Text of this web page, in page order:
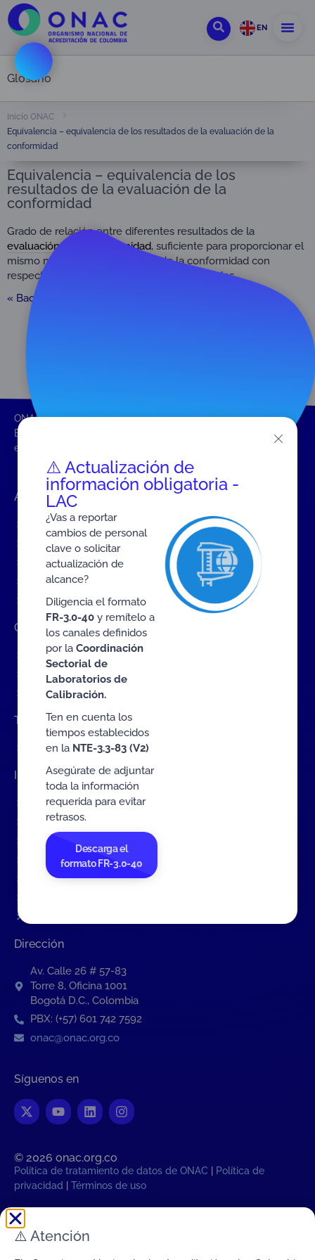
EN
Glosario
Inicio ONAC
Equivalencia – equivalencia de los resultados de la evaluación de la
conformidad
Equivalencia – equivalencia de los
resultados de la evaluación de la
conformidad
Grado de relación entre diferentes resultados de la
evaluación de la conformidad, suficiente para proporcionar el
mismo nivel de aseguramiento de la conformidad con
respecto a los mismos requisitos especificados.
« Back to Glossary Index
ONAC Inicio ONAC
Equivalencia – equivalencia de los resultados de la
evaluación de la conformidad
Accesos rápidos
Eventos
Tarifas MIT
Servicios de ONAC
Acredítate con ONAC
Documentos
Contratación de Bienes y Servicios
Contratación de bienes y servicios
Procesos en curso
Contratos vigentes
Trabaje con nosotros
Convocatoria a cargos internos
Interactúa con ONAC
Formulario de contacto
Quejas sobre ONAC
Quejas sobre un OEC
Formulario de apelación
Encuesta nuevos servicios
Dirección
Av. Calle 26 # 57-83
Torre 8, Oficina 1001
Bogotá D.C., Colombia
PBX: (+57) 601 742 7592
onac@onac.org.co
Síguenos en
© 2026 onac.org.co​
Política de tratamiento de datos de ONAC
Política de
privacidad
Términos de uso
Jue, 6 de Agosto de 2026 09:39:31
⚠️ Actualización de
información obligatoria -
LAC
¿Vas a reportar
cambios de personal
clave o solicitar
actualización de
alcance?
Diligencia el formato
FR-3.0-40y remítelo a
los canales definidos
por la Coordinación
Sectorial de
Laboratorios de
Calibración.
Ten en cuenta los
tiempos establecidos
en la NTE-3.3-83 (V2)
Asegúrate de adjuntar
toda la información
requerida para evitar
retrasos.
Descarga el
formato FR-3.0-40
⚠️ Atención